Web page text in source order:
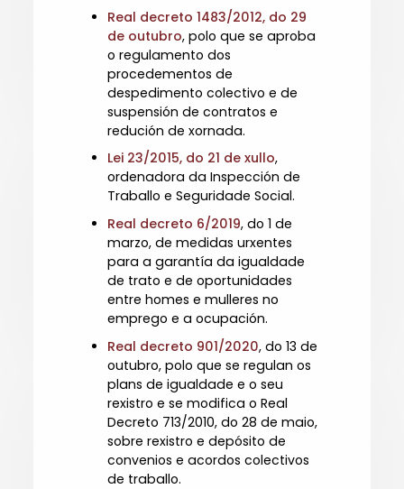
Real decreto 1483/2012, do 29
de outubro, polo que se aproba
o regulamento dos
procedementos de
despedimento colectivo e de
suspensión de contratos e
redución de xornada.
Lei 23/2015, do 21 de xullo,
ordenadora da Inspección de
Traballo e Seguridade Social.
Real decreto 6/2019, do 1 de
marzo, de medidas urxentes
para a garantía da igualdade
de trato e de oportunidades
entre homes e mulleres no
emprego e a ocupación.
Real decreto 901/2020, do 13 de
outubro, polo que se regulan os
plans de igualdade e o seu
rexistro e se modifica o Real
Decreto 713/2010, do 28 de maio,
sobre rexistro e depósito de
convenios e acordos colectivos
de traballo.